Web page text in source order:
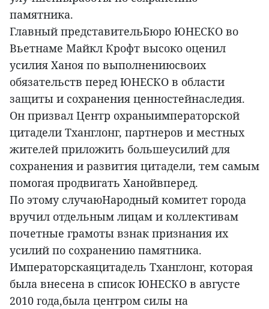
памятника.
Главный представительБюро ЮНЕСКО во
Вьетнаме Майкл Крофт высоко оценил
усилия Ханоя по выполнениюсвоих
обязательств перед ЮНЕСКО в области
защиты и сохранения ценностейнаследия.
Он призвал Центр охраныимператорской
цитадели Тханглонг, партнеров и местных
жителей приложить большеусилий для
сохранения и развития цитадели, тем самым
помогая продвигать Ханойвперед.
По этому случаюНародный комитет города
вручил отдельным лицам и коллективам
почетные грамоты взнак признания их
усилий по сохранению памятника.
Императорскаяцитадель Тханглонг, которая
была внесена в список ЮНЕСКО в августе
2010 года,была центром силы на